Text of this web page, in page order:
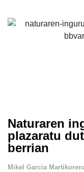
Naturaren
plazaratu
berrian
Mikel Garcia